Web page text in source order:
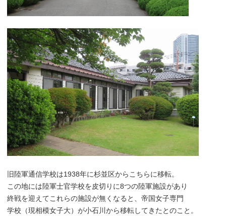
旧陸軍通信学校は1938年に杉並区からこちらに移転。
この地には陸軍士官学校を皮切りに8つの陸軍施設があり
終戦を迎えてこれらの施設が無くなると、帝国女子専門
学校（現相模女子大）が小石川から移転してきたとのこと。